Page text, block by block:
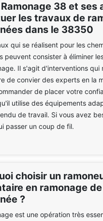
Ramonage 38 et
les travaux de
dans le 38350
qui se réalisent pour les
peuvent consister à éliminer
Il s'agit d'interventions qui
de convier des experts en la
de placer votre
utilise des équipements
de travail. Si vous avez
passer un coup de fil.
choisir un
en ramonage
?
est une opération très